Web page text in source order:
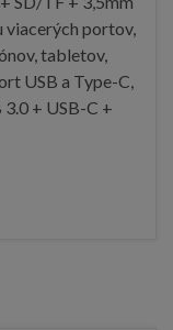
viacerých portov,
tabletov,
USB a Type-C,
+ USB-C +